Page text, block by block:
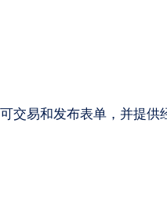
交易和发布表单，并提